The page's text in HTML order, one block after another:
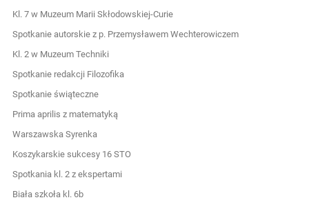
Kl. 7 w Muzeum Marii Skłodowskiej-Curie
Spotkanie autorskie z p. Przemysławem Wechterowiczem
Kl. 2 w Muzeum Techniki
Spotkanie redakcji Filozofika
Spotkanie świąteczne
Prima aprilis z matematyką
Warszawska Syrenka
Koszykarskie sukcesy 16 STO
Spotkania kl. 2 z ekspertami
Biała szkoła kl. 6b